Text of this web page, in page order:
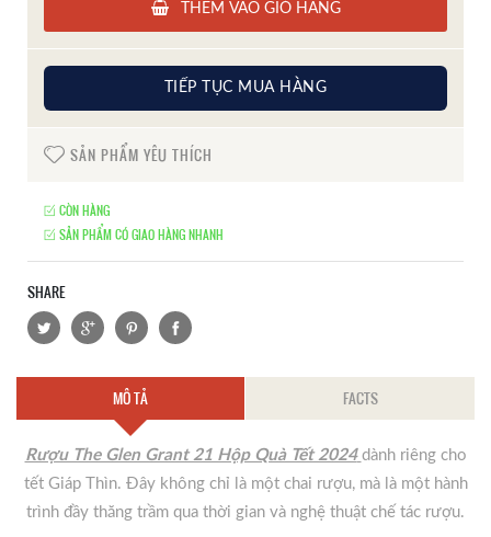
THÊM VÀO GIỎ HÀNG
TIẾP TỤC MUA HÀNG
SẢN PHẨM YÊU THÍCH
CÒN HÀNG
SẢN PHẨM CÓ GIAO HÀNG NHANH
SHARE
MÔ TẢ FACTS
Rượu The Glen Grant 21 Hộp Quà Tết 2024 dành riêng cho
tết Giáp Thìn. Đây không chỉ là một chai rượu, mà là một hành
trình đầy thăng trầm qua thời gian và nghệ thuật chế tác rượu.